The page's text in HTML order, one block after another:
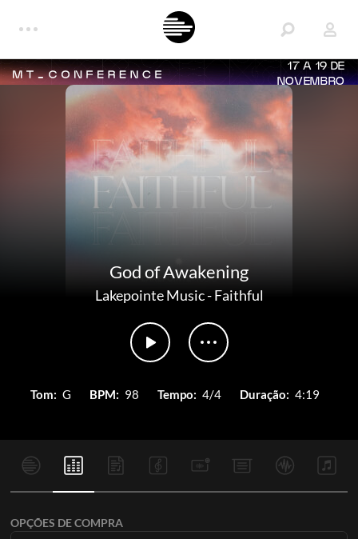
17 A 19 DE
NOVEMBRO
God of Awakening
Lakepointe Music-Faithful
Tom: G BPM: 98 Tempo: 4/4 Duração: 4:19
OPÇÕES DE COMPRA